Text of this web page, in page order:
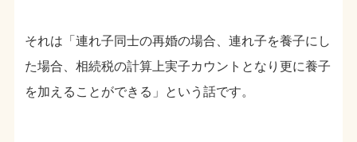
それは「連れ子同士の再婚の場合、連れ子を養子にし
た場合、相続税の計算上実子カウントとなり更に養子
を加えることができる」という話です。